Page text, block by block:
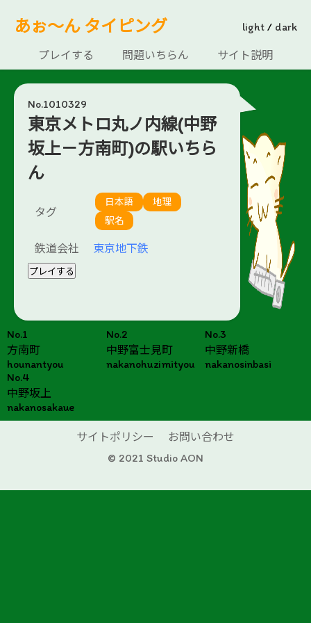
あぉ～ん タイピング light / dark
プレイする 問題いちらん サイト説明
No.1010329
東京メトロ丸ノ内線(中野
坂上－方南町)の駅いちら
ん
タグ
日本語
地理
駅名
鉄道会社 東京地下鉄
プレイする
No.1
方南町
hounantyou
No.2
中野富士見町
nakanohuzimityou
No.3
中野新橋
nakanosinbasi
No.4
中野坂上
nakanosakaue
サイトポリシー
お問い合わせ
© 2021 Studio AON